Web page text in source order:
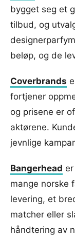
bygget seg et
tilbud, og
beløp, og de
Coverbrands
fortjener
og prisene er
aktørene.
jevnlige
Bangerhead
mange norske
levering, et
matcher eller
håndtering av